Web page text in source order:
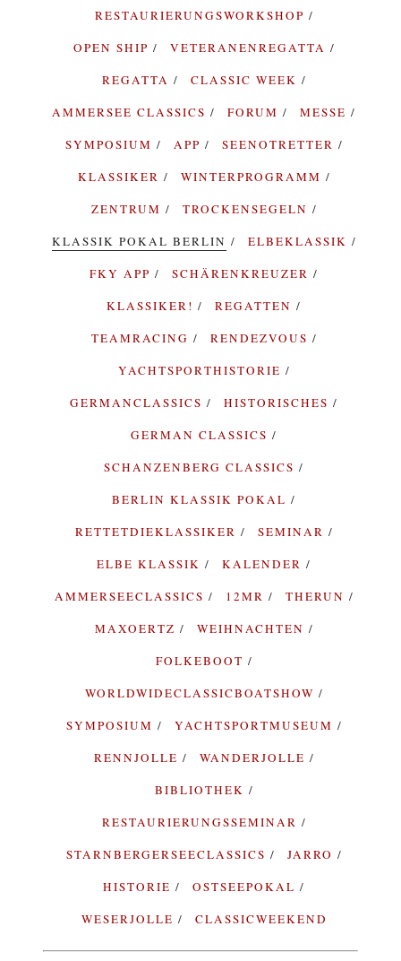
RESTAURIERUNGSWORKSHOP
OPEN SHIP
VETERANENREGATTA
REGATTA
CLASSIC WEEK
AMMERSEE CLASSICS
FORUM
MESSE
SYMPOSIUM
APP
SEENOTRETTER
KLASSIKER
WINTERPROGRAMM
ZENTRUM
TROCKENSEGELN
KLASSIK POKAL BERLIN
ELBEKLASSIK
FKY APP
SCHÄRENKREUZER
KLASSIKER!
REGATTEN
TEAMRACING
RENDEZVOUS
YACHTSPORTHISTORIE
GERMANCLASSICS
HISTORISCHES
GERMAN CLASSICS
SCHANZENBERG CLASSICS
BERLIN KLASSIK POKAL
RETTETDIEKLASSIKER
SEMINAR
ELBE KLASSIK
KALENDER
AMMERSEECLASSICS
12MR
THERUN
MAXOERTZ
WEIHNACHTEN
FOLKEBOOT
WORLDWIDECLASSICBOATSHOW
SYMPOSIUM
YACHTSPORTMUSEUM
RENNJOLLE
WANDERJOLLE
BIBLIOTHEK
RESTAURIERUNGSSEMINAR
STARNBERGERSEECLASSICS
JARRO
HISTORIE
OSTSEEPOKAL
WESERJOLLE
CLASSICWEEKEND